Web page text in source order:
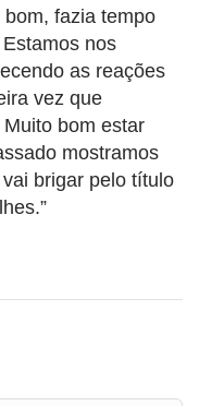
fazia tempo
nos
as reações
vez que
bom estar
mostramos
brigar pelo título